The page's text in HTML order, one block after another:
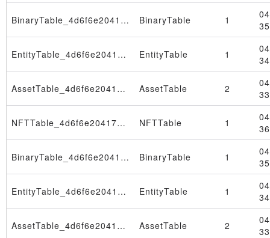
BinaryTable_4d6f6e204170722032372030393a33323a3537205453542032303236 BinaryTable 1
EntityTable_4d6f6e204170722032372030393a33323a3537205453542032303236 EntityTable 1
AssetTable_4d6f6e204170722032372030393a33323a3537205453542032303236 AssetTable 2
NFTTable_4d6f6e204170722032302030393a33323a3534205453542032303236 NFTTable 1
BinaryTable_4d6f6e204170722032302030393a33323a3534205453542032303236 BinaryTable 1
EntityTable_4d6f6e204170722032302030393a33323a3534205453542032303236 EntityTable 1
AssetTable_4d6f6e204170722032302030393a33323a3534205453542032303236 AssetTable 2